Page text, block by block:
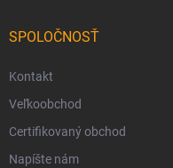
SPOLOČNOSŤ
Kontakt
Veľkoobchod
Certifikovaný obchod
Napíšte nám